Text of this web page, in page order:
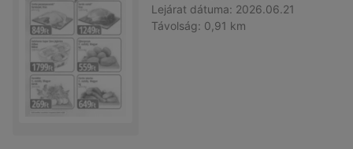
Lejárat dátuma: 2026.06.21
Távolság: 0,91 km